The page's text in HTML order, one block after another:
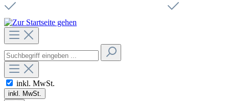
inkl. MwSt.
inkl. MwSt.